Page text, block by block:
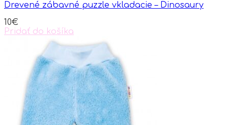
Drevené zábavné puzzle vkladacie – Dinosaury
10€
Pridať do košíka